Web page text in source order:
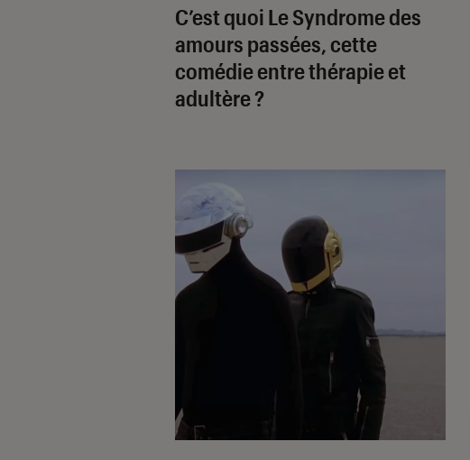
C’est quoi Le Syndrome des
amours passées, cette
comédie entre thérapie et
adultère ?